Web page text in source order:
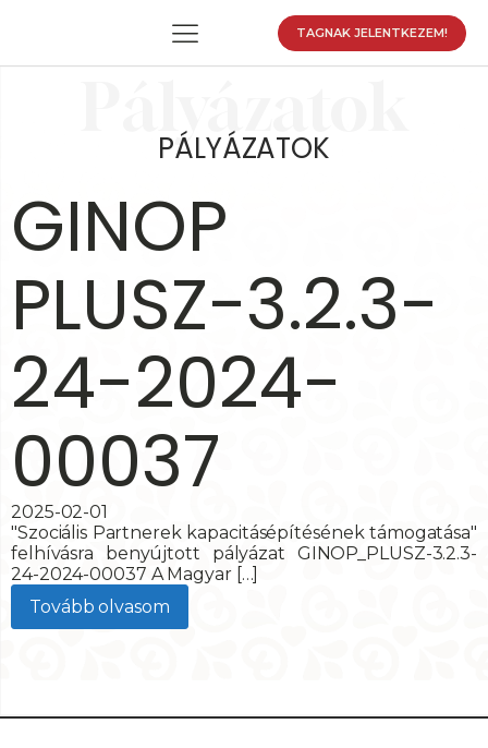
TAGNAK JELENTKEZEM!
PÁLYÁZATOK
GINOP
PLUSZ-3.2.3-
24-2024-
00037
2025-02-01
"Szociális Partnerek kapacitásépítésének támogatása"
felhívásra benyújtott pályázat GINOP_PLUSZ-3.2.3-
24-2024-00037 A Magyar […]
Tovább olvasom